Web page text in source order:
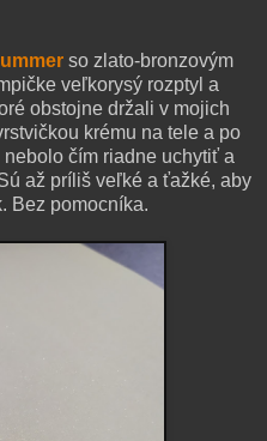
so zlato-bronzovým
veľkorysý rozptyl a
obstojne držali v mojich
krému na tele a po
čím riadne uchytiť a
až príliš veľké a ťažké, aby
Bez pomocníka.